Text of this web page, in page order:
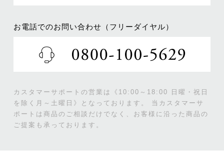
お電話でのお問い合わせ（フリーダイヤル）
カスタマーサポートの営業は《10:00～18:00 日曜・祝日
を除く月～土曜日》となっております。
当カスタマーサ
ポートは商品のご相談だけでなく、お客様に沿った商品の
ご提案も承っております。